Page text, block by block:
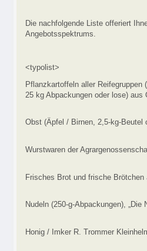
Die nachfolgende Liste offeriert
Angebotsspektrums.
<typolist>
Pflanzkartoffeln aller
25 kg Abpackungen oder lose) aus
Obst (Äpfel / Birnen, 2,5-kg-Beutel
Wurstwaren der
Frisches Brot und frische
Nudeln (250-g-Abpackungen), „Die
Honig / Imker R. Trommer